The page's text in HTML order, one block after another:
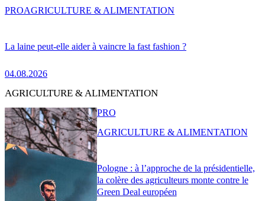
La laine peut-elle aider à vaincre la fast fashion ?
04.08.2026
PROAGRICULTURE & ALIMENTATION
AGRICULTURE & ALIMENTATION
Pologne : à l’approche de la présidentielle,
la colère des agriculteurs monte contre le
Green Deal européen
PRO
AGRICULTURE & ALIMENTATION